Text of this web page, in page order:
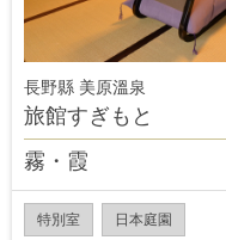
長野縣 美原溫泉
旅館すぎもと
霧・霞
特別室 日本庭園